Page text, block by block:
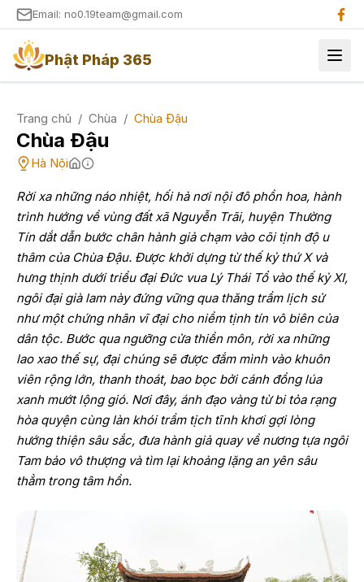
Email: no0.19team@gmail.com
Phật Pháp 365
Trang chủ / Chùa / Chùa Đậu
Chùa Đậu
Hà Nội
Rời xa những náo nhiệt, hối hả nơi nội đô phồn hoa, hành
trình hướng về vùng đất xã Nguyễn Trãi, huyện Thường
Tín dắt dẫn bước chân hành giả chạm vào cõi tịnh độ u
thâm của Chùa Đậu. Được khởi dựng từ thế kỷ thứ X và
hưng thịnh dưới triều đại Đức vua Lý Thái Tổ vào thế kỷ XI,
ngôi đại già lam này đứng vững qua thăng trầm lịch sử
như một chứng nhân vĩ đại cho niềm tịnh tín vô biên của
dân tộc. Bước qua ngưỡng cửa thiền môn, rời xa những
lao xao thế sự, đại chúng sẽ được đắm mình vào khuôn
viên rộng lớn, thanh thoát, bao bọc bởi cánh đồng lúa
xanh mướt lộng gió. Nơi đây, ánh đạo vàng từ bi tỏa rạng
hòa quyện cùng làn khói trầm tịch tĩnh khơi gợi lòng
hướng thiện sâu sắc, đưa hành giả quay về nương tựa ngôi
Tam bảo vô thượng và tìm lại khoảng lặng an yên sâu
thẳm trong tâm hồn.